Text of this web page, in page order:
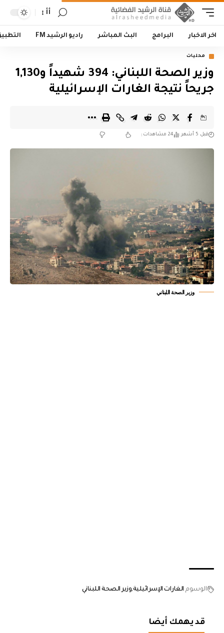
أأ
اخر الاخبار البرامج البث المباشر راديو الرشيد FM
محليات
وزير الصحة اللبناني: 394 شهيداً و1,130
جريحاً نتيجة الغارات الإسرائيلية
قبل 5 أشهر 24 مشاهدات
وزير الصحة اللبناني
الوسوم الغارات الإسرائيليةوزير الصحة اللبناني
قد يهمك أيضا